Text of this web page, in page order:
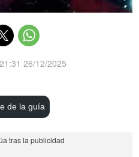
21:31 26/12/2025
de la guía